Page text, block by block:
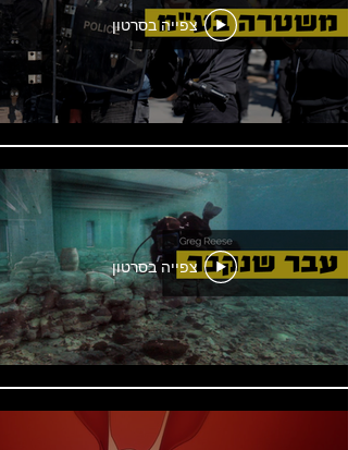
צפייה בסרטון
צפייה בסרטון